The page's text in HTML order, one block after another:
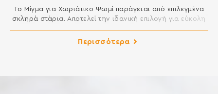
Το Μίγμα για Χωριάτικο Ψωμί παράγεται από επιλεγμένα
σκληρά στάρια. Αποτελεί την ιδανική επιλογή για εύκολη
έχετε να κάνετε είναι να προσθέσετε νερό. Δοκιμάστε το
σε πολλές παραλλαγές, όπως κρεμμυδόψωμο,
Περισσότερα